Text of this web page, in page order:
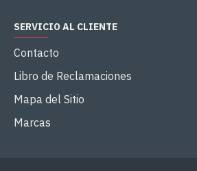
SERVICIO AL CLIENTE
Contacto
Libro de Reclamaciones
Mapa del Sitio
Marcas